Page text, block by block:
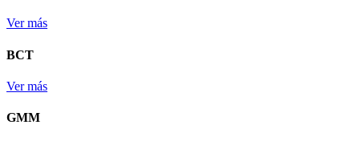
Ver más
BCT
Ver más
GMM